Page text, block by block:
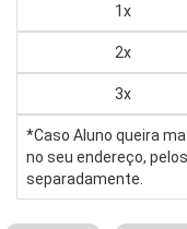
1x
2x
3x
*Caso Aluno queira
no seu endereço,
separadamente.